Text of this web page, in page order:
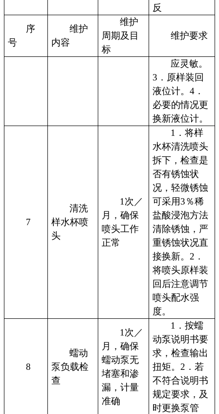
反
序
号
维护
内容
维护
周期及目
标
维护要求
应灵敏。
3．原样装回
液位计。4．
必要的情况更
换新液位计。
7
清洗
样水杯喷
头
1次／
月，确保
喷头工作
正常
1．将样
水杯清洗喷头
拆下，检查是
否有锈蚀状
况，轻微锈蚀
可采用3％稀
盐酸浸泡方法
清除锈蚀，严
重锈蚀状况直
接换新。2．
将喷头原样装
回后注意调节
喷头配水强
度。
8
蠕动
泵负载检
查
1次／
月，确保
蠕动泵无
堵塞和渗
漏，计量
准确
1．按蠕
动泵说明书要
求，检查输出
扭矩。2．若
不符合说明书
规定要求，及
时更换泵管